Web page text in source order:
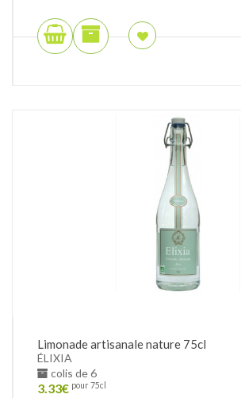
Limonade artisanale nature 75cl
ÉLIXIA
colis de 6
3.33€ pour 75cl